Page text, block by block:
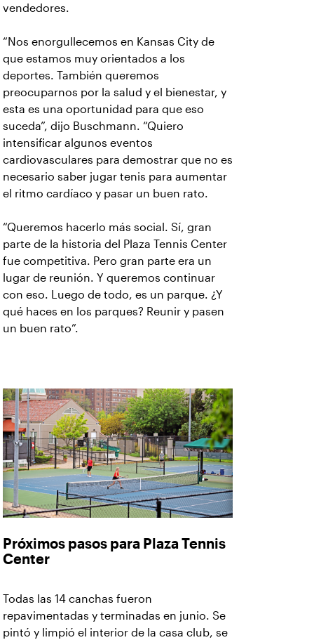
vendedores.
“Nos enorgullecemos en Kansas City de
que estamos muy orientados a los
deportes. También queremos
preocuparnos por la salud y el bienestar, y
esta es una oportunidad para que eso
suceda”, dijo Buschmann. “Quiero
intensificar algunos eventos
cardiovasculares para demostrar que no es
necesario saber jugar tenis para aumentar
el ritmo cardíaco y pasar un buen rato.
“Queremos hacerlo más social. Sí, gran
parte de la historia del Plaza Tennis Center
fue competitiva. Pero gran parte era un
lugar de reunión. Y queremos continuar
con eso. Luego de todo, es un parque. ¿Y
qué haces en los parques? Reunir y pasen
un buen rato”.
Próximos pasos para Plaza Tennis
Center
Todas las 14 canchas fueron
repavimentadas y terminadas en junio. Se
pintó y limpió el interior de la casa club, se